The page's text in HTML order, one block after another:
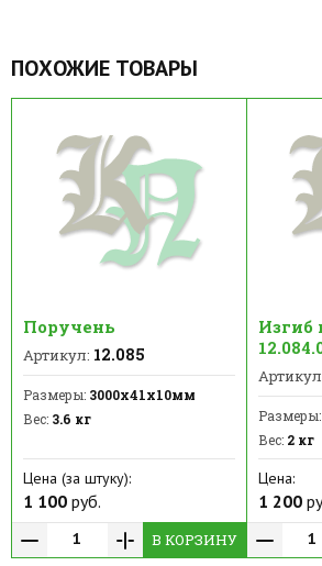
ПОХОЖИЕ ТОВАРЫ
Поручень
Артикул: 12.085
Размеры: 3000х41х10мм
Вес: 3.6 кг
Цена (за штуку):
1 100 руб.
В КОРЗИНУ
Изгиб
Размеры:
Вес:2 кг
Цена:
1 200